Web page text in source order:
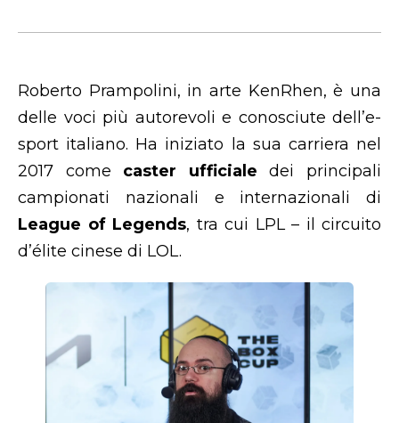
Roberto Prampolini, in arte KenRhen, è una
delle voci più autorevoli e conosciute dell’e-
sport italiano. Ha iniziato la sua carriera nel
2017 come caster ufficiale dei principali
campionati nazionali e internazionali di
League of Legends, tra cui LPL – il circuito
d’élite cinese di LOL.